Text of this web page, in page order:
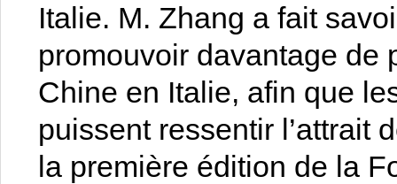
Italie. M. Zhang a fait
promouvoir davantage de
Chine en Italie, afin que
puissent ressentir l’attrait
la première édition de la